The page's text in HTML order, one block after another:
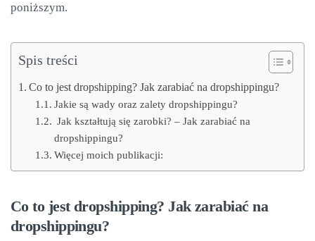
poniższym.
Spis treści
Co to jest dropshipping? Jak zarabiać na dropshippingu?
Jakie są wady oraz zalety dropshippingu?
Jak kształtują się zarobki? – Jak zarabiać na
dropshippingu?
Więcej moich publikacji:
Co to jest dropshipping? Jak zarabiać na
dropshippingu?